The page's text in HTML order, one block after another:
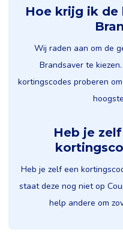
Hoe krijg ik
Wij raden aan om de
Brandsaver te
kortingscodes proberen
Heb je
Heb je zelf een
staat deze nog niet op
help andere om